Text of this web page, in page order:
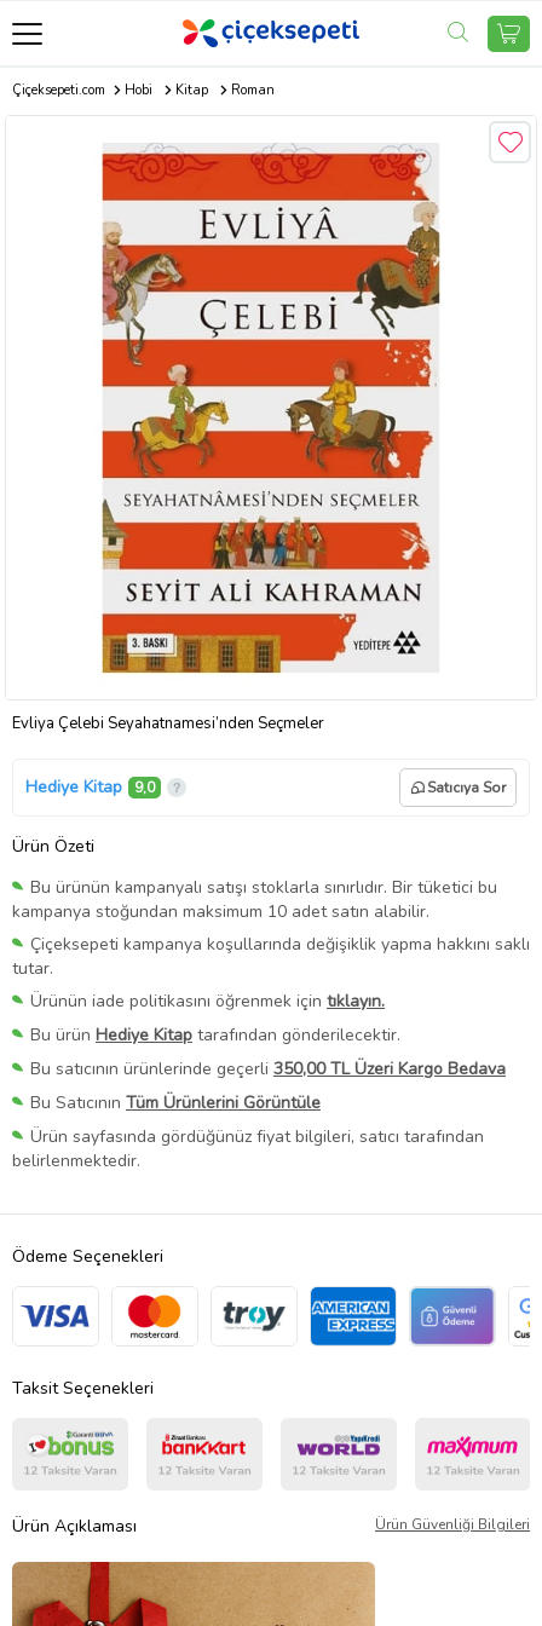
Çiçeksepeti.com Hobi Kitap Roman
Evliya Çelebi Seyahatnamesi’nden Seçmeler
Hediye Kitap 9,0 Satıcıya Sor
Ürün Özeti
Bu ürünün kampanyalı satışı stoklarla sınırlıdır. Bir tüketici bu
kampanya stoğundan maksimum 10 adet satın alabilir.
Çiçeksepeti kampanya koşullarında değişiklik yapma hakkını saklı
tutar.
Ürünün iade politikasını öğrenmek için tıklayın.
Bu ürün Hediye Kitap tarafından gönderilecektir.
Bu satıcının ürünlerinde geçerli 350,00 TL Üzeri Kargo Bedava
Bu Satıcının Tüm Ürünlerini Görüntüle
Ürün sayfasında gördüğünüz fiyat bilgileri, satıcı tarafından
belirlenmektedir.
Ödeme Seçenekleri
Taksit Seçenekleri
Ürün Açıklaması Ürün Güvenliği Bilgileri